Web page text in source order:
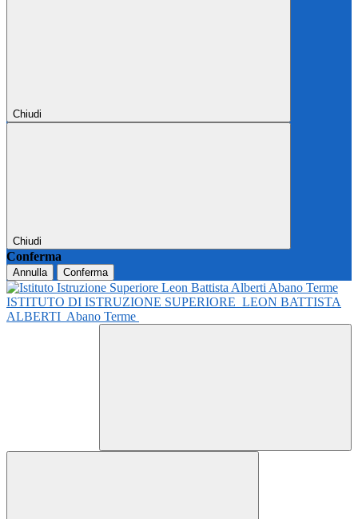
Chiudi
Chiudi
Conferma
Annulla Conferma
ISTITUTO DI ISTRUZIONE SUPERIORE LEON BATTISTA
ALBERTI Abano Terme